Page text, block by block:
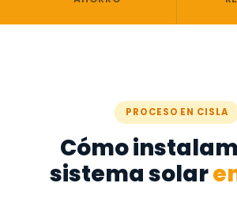
PROCESO EN CISLA
Cómo
sistema solar